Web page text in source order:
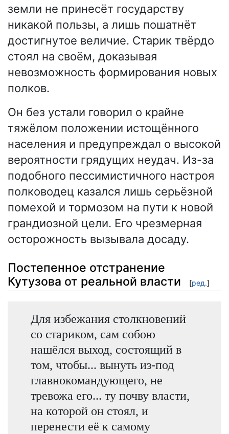
земли не принесёт государству
никакой пользы, а лишь пошатнёт
достигнутое величие. Старик твёрдо
стоял на своём, доказывая
невозможность формирования новых
полков.
Он без устали говорил о крайне
тяжёлом положении истощённого
населения и предупреждал о высокой
вероятности грядущих неудач. Из-за
подобного пессимистичного настроя
полководец казался лишь серьёзной
помехой и тормозом на пути к новой
грандиозной цели. Его чрезмерная
осторожность вызывала досаду.
Постепенное отстранение
Кутузова от реальной власти
[ред.]
Для избежания столкновений
со стариком, сам собою
нашёлся выход, состоящий в
том, чтобы... вынуть из-под
главнокомандующего, не
тревожа его... ту почву власти,
на которой он стоял, и
перенести её к самому